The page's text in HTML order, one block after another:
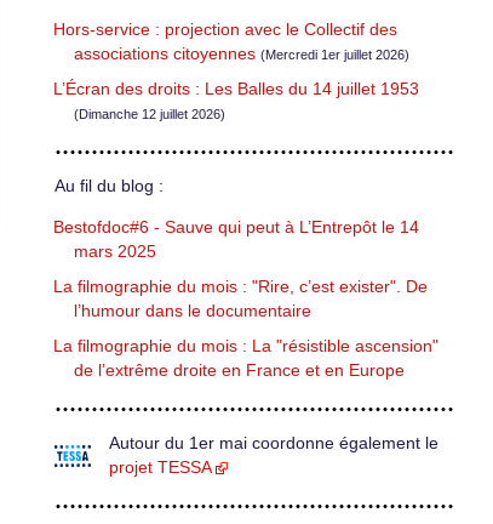
Hors-service : projection avec le Collectif des
associations citoyennes (Mercredi 1er juillet 2026)
L’Écran des droits : Les Balles du 14 juillet 1953
(Dimanche 12 juillet 2026)
Au fil du blog :
Bestofdoc#6 - Sauve qui peut à L’Entrepôt le 14
mars 2025
La filmographie du mois : "Rire, c’est exister". De
l’humour dans le documentaire
La filmographie du mois : La "résistible ascension"
de l’extrême droite en France et en Europe
Autour du 1er mai coordonne également le
projet TESSA